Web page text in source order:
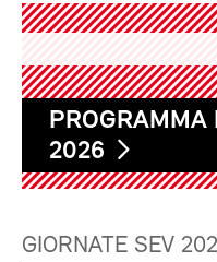
PROGRAMMA
2026
GIORNATE SEV